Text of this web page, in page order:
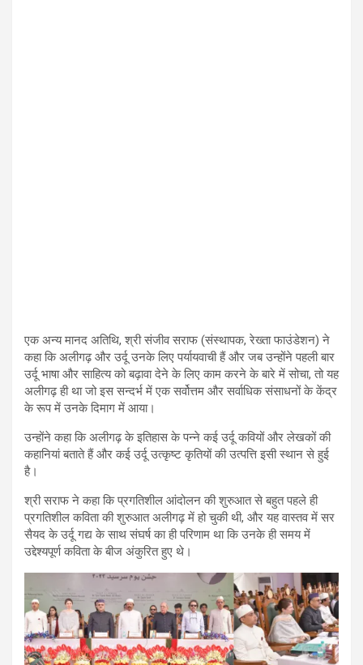
एक अन्य मानद अतिथि,श्री संजीव सराफ (संस्थापक,रेख्ता फाउंडेशन) ने
कहा कि अलीगढ़ और उर्दू उनके लिए पर्यायवाची हैं और जब उन्होंने पहली बार
उर्दू भाषा और साहित्य को बढ़ावा देने के लिए काम करने के बारे में सोचा,तो यह
अलीगढ़ ही था जो इस सन्दर्भ में एक सर्वोत्तम और सर्वाधिक संसाधनों के केंद्र
के रूप में उनके दिमाग में आया।
उन्होंने कहा कि अलीगढ़ के इतिहास के पन्ने कई उर्दू कवियों और लेखकों की
कहानियां बताते हैं और कई उर्दू उत्कृष्ट कृतियों की उत्पत्ति इसी स्थान से हुई
है।
श्री सराफ ने कहा कि प्रगतिशील आंदोलन की शुरुआत से बहुत पहले ही
प्रगतिशील कविता की शुरुआत अलीगढ़ में हो चुकी थी, और यह वास्तव में सर
सैयद के उर्दू गद्य के साथ संघर्ष का ही परिणाम था कि उनके ही समय में
उद्देश्यपूर्ण कविता के बीज अंकुरित हुए थे।